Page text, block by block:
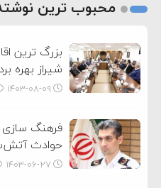
2
محبوب ترین
بزرگ ترین
شیراز بهره
۱۴۰۳-۰۸-۰۹
حوادث
۱۴۰۳-۰۶-۲۷